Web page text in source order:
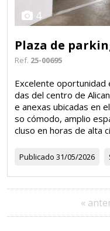
4
Plaza de
Ref. 25-00695
Excelente oportunidad
das del centro de
e anexas ubicadas en
so cómodo, amplio
cluso en horas de alta
Publicado 31/05/2026
«